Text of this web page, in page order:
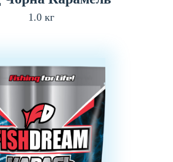
1.0 кг